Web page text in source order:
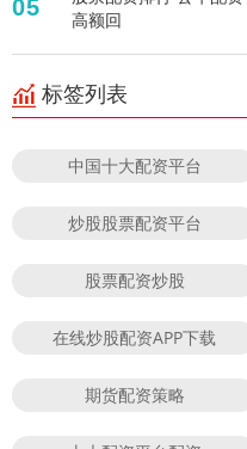
05
高额回
标签列表
中国十大配资平台
炒股股票配资平台
股票配资炒股
在线炒股配资APP下载
期货配资策略